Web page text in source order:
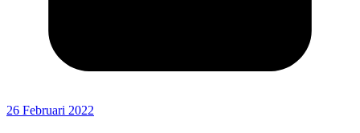
26 Februari 2022